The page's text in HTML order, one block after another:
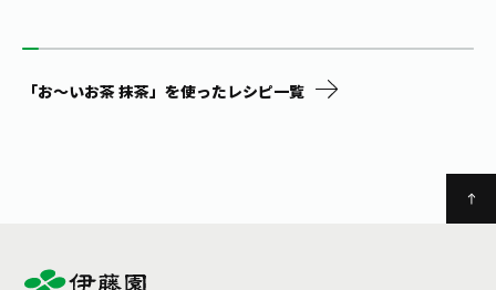
「お～いお茶 抹茶」を使ったレシピ一覧